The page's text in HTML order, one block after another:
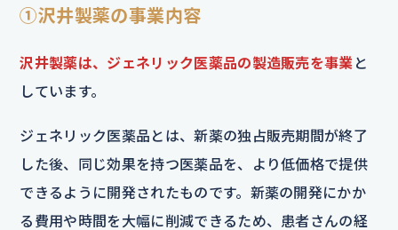
①沢井製薬の事業内容
沢井製薬は、ジェネリック医薬品の製造販売を事業 と
しています。
ジェネリック医薬品とは、新薬の独占販売期間が終了
した後、同じ効果を持つ医薬品を、より低価格で提供
できるように開発されたものです。新薬の開発にかか
る費用や時間を大幅に削減できるため、患者さんの経